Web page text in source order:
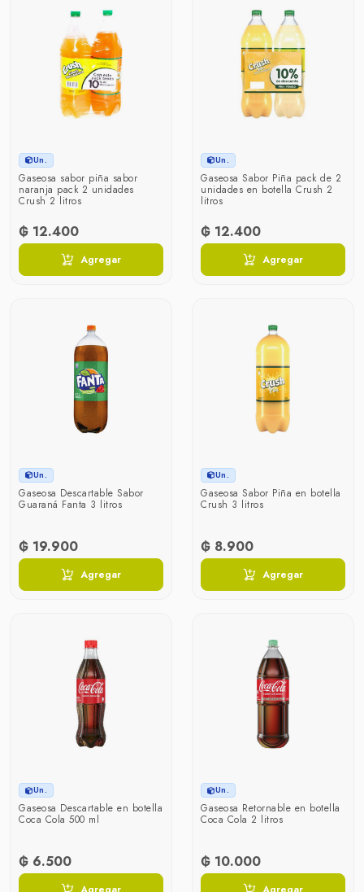
Un.
Gaseosa sabor piña sabor
naranja pack 2 unidades
Crush 2 litros
₲ 12.400
Agregar
Un.
Gaseosa Sabor Piña pack de 2
unidades en botella Crush 2
litros
₲ 12.400
Agregar
Un.
Gaseosa Descartable Sabor
Guaraná Fanta 3 litros
₲ 19.900
Agregar
Un.
Gaseosa Sabor Piña en botella
Crush 3 litros
₲ 8.900
Agregar
Un.
Gaseosa Descartable en botella
Coca Cola 500 ml
₲ 6.500
Un.
Gaseosa Retornable en botella
Coca Cola 2 litros
₲ 10.000